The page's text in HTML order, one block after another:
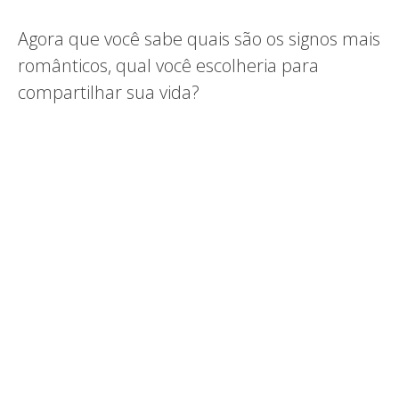
Agora que você sabe quais são os signos mais
românticos, qual você escolheria para
compartilhar sua vida?